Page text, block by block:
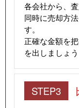
各会社から、
同時に売却方
す。
正確な金額を
を出しましょう
STEP3